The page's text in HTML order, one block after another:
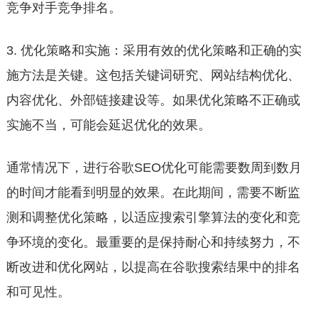
竞争对手竞争排名。
3. 优化策略和实施：采用有效的优化策略和正确的实
施方法是关键。这包括关键词研究、网站结构优化、
内容优化、外部链接建设等。如果优化策略不正确或
实施不当，可能会延迟优化的效果。
通常情况下，进行谷歌SEO优化可能需要数周到数月
的时间才能看到明显的效果。在此期间，需要不断监
测和调整优化策略，以适应搜索引擎算法的变化和竞
争环境的变化。最重要的是保持耐心和持续努力，不
断改进和优化网站，以提高在谷歌搜索结果中的排名
和可见性。